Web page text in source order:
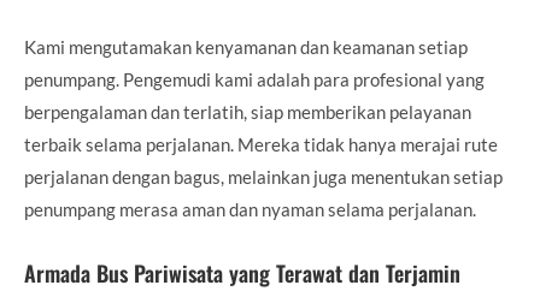
Kami mengutamakan kenyamanan dan keamanan setiap
penumpang. Pengemudi kami adalah para profesional yang
berpengalaman dan terlatih, siap memberikan pelayanan
terbaik selama perjalanan. Mereka tidak hanya merajai rute
perjalanan dengan bagus, melainkan juga menentukan setiap
penumpang merasa aman dan nyaman selama perjalanan.
Armada Bus Pariwisata yang Terawat dan Terjamin